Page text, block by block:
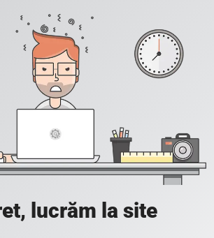
lucrăm la site